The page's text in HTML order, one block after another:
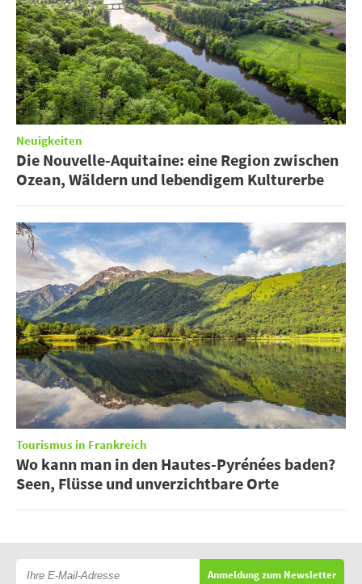
Neuigkeiten
Die Nouvelle-Aquitaine: eine Region zwischen
Ozean, Wäldern und lebendigem Kulturerbe
Tourismus in Frankreich
Wo kann man in den Hautes-Pyrénées baden?
Seen, Flüsse und unverzichtbare Orte
Anmeldung zum Newsletter